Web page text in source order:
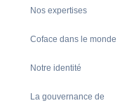
Nos expertises
Coface dans le monde
Notre identité
La gouvernance de